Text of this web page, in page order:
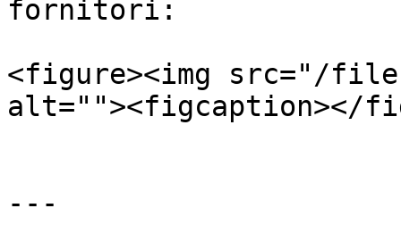
fornitori:
<figure><img src="/files/
alt=""><figcaption></
---